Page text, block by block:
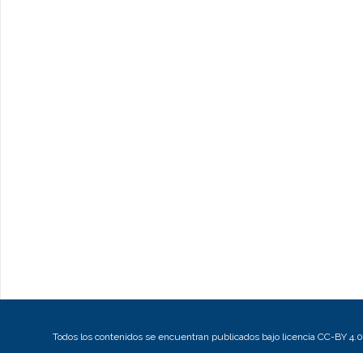
Todos los contenidos se encuentran publicados bajo licencia CC-BY 4.0